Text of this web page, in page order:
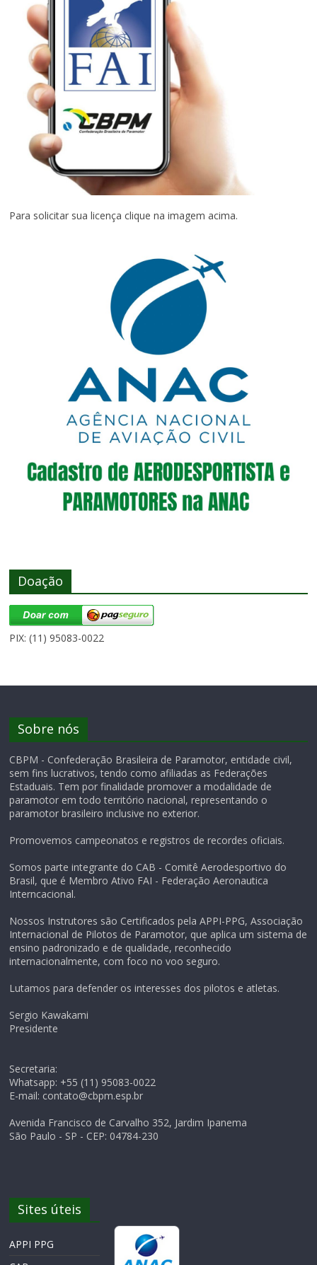
Para solicitar sua licença clique na imagem acima.
Doação
PIX: (11) 95083-0022
Sobre nós
CBPM - Confederação Brasileira de Paramotor, entidade civil,
sem fins lucrativos, tendo como afiliadas as Federações
Estaduais. Tem por finalidade promover a modalidade de
paramotor em todo território nacional, representando o
paramotor brasileiro inclusive no exterior.
Promovemos campeonatos e registros de recordes oficiais.
Somos parte integrante do CAB - Comitê Aerodesportivo do
Brasil, que é Membro Ativo FAI - Federação Aeronautica
Interncacional.
Nossos Instrutores são Certificados pela APPI-PPG, Associação
Internacional de Pilotos de Paramotor, que aplica um sistema de
ensino padronizado e de qualidade, reconhecido
internacionalmente, com foco no voo seguro.
Lutamos para defender os interesses dos pilotos e atletas.
Sergio Kawakami
Presidente
Secretaria:
Whatsapp: +55 (11) 95083-0022
E-mail: contato@cbpm.esp.br
Avenida Francisco de Carvalho 352, Jardim Ipanema
São Paulo - SP - CEP: 04784-230
Sites úteis
APPI PPG